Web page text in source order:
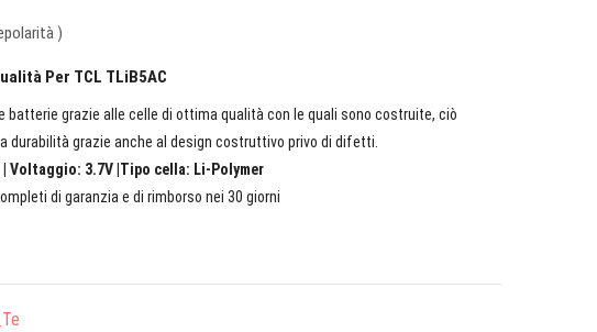
)
Per TCL TLiB5AC
batterie grazie alle celle di ottima qualità con le quali sono costruite, ciò
durabilità grazie anche al design costruttivo privo di difetti.
| Voltaggio: 3.7V |Tipo cella: Li-Polymer
di garanzia e di rimborso nei 30 giorni